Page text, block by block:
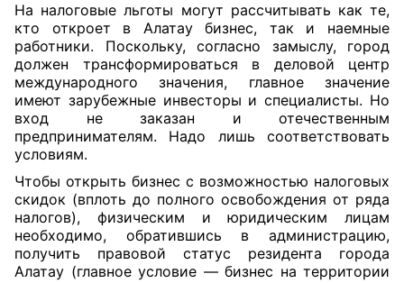
На налоговые льготы могут рассчитывать как те,
кто откроет в Алатау бизнес, так и наемные
работники. Поскольку, согласно замыслу, город
должен трансформироваться в деловой центр
международного значения, главное значение
имеют зарубежные инвесторы и специалисты. Но
вход не заказан и отечественным
предпринимателям. Надо лишь соответствовать
условиям.
Чтобы открыть бизнес с возможностью налоговых
скидок (вплоть до полного освобождения от ряда
налогов), физическим и юридическим лицам
необходимо, обратившись в администрацию,
получить правовой статус резидента города
Алатау (главное условие — бизнес на территории